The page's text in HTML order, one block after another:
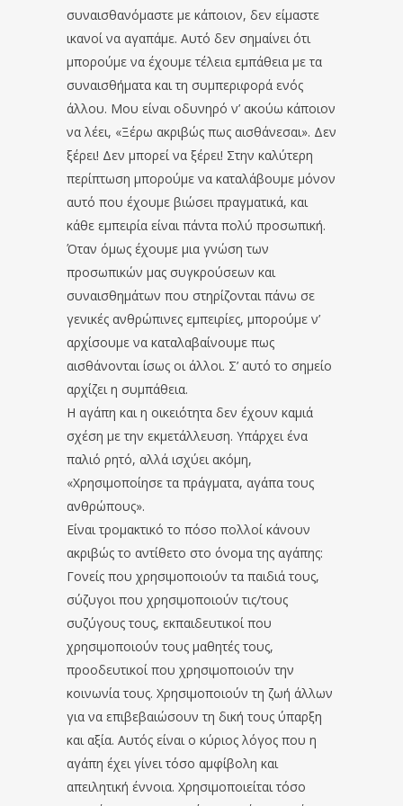
συναισθανόμαστε με κάποιον, δεν είμαστε
ικανοί να αγαπάμε. Αυτό δεν σημαίνει ότι
μπορούμε να έχουμε τέλεια εμπάθεια με τα
συναισθήματα και τη συμπεριφορά ενός
άλλου. Μου είναι οδυνηρό ν’ ακούω κάποιον
να λέει, «Ξέρω ακριβώς πως αισθάνεσαι». Δεν
ξέρει! Δεν μπορεί να ξέρει! Στην καλύτερη
περίπτωση μπορούμε να καταλάβουμε μόνον
αυτό που έχουμε βιώσει πραγματικά, και
κάθε εμπειρία είναι πάντα πολύ προσωπική.
Όταν όμως έχουμε μια γνώση των
προσωπικών μας συγκρούσεων και
συναισθημάτων που στηρίζονται πάνω σε
γενικές ανθρώπινες εμπειρίες, μπορούμε ν’
αρχίσουμε να καταλαβαίνουμε πως
αισθάνονται ίσως οι άλλοι. Σ’ αυτό το σημείο
αρχίζει η συμπάθεια.
Η αγάπη και η οικειότητα δεν έχουν καμιά
σχέση με την εκμετάλλευση. Υπάρχει ένα
παλιό ρητό, αλλά ισχύει ακόμη,
«Χρησιμοποίησε τα πράγματα, αγάπα τους
ανθρώπους».
Είναι τρομακτικό το πόσο πολλοί κάνουν
ακριβώς το αντίθετο στο όνομα της αγάπης:
Γονείς που χρησιμοποιούν τα παιδιά τους,
σύζυγοι που χρησιμοποιούν τις/τους
συζύγους τους, εκπαιδευτικοί που
χρησιμοποιούν τους μαθητές τους,
προοδευτικοί που χρησιμοποιούν την
κοινωνία τους. Χρησιμοποιούν τη ζωή άλλων
για να επιβεβαιώσουν τη δική τους ύπαρξη
και αξία. Αυτός είναι ο κύριος λόγος που η
αγάπη έχει γίνει τόσο αμφίβολη και
απειλητική έννοια. Χρησιμοποιείται τόσο